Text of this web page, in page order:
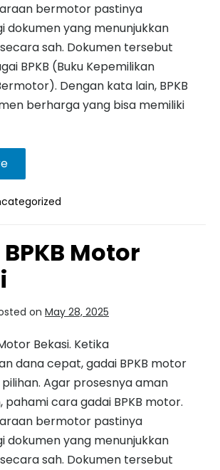
bermotor pastinya
dokumen yang menunjukkan
sah. Dokumen tersebut
BPKB (Buku Kepemilikan
Dengan kata lain, BPKB
berharga yang bisa memiliki
Motor
on May 28, 2025
Bekasi. Ketika
dana cepat, gadai BPKB motor
Agar prosesnya aman
pahami cara gadai BPKB motor.
bermotor pastinya
dokumen yang menunjukkan
sah. Dokumen tersebut